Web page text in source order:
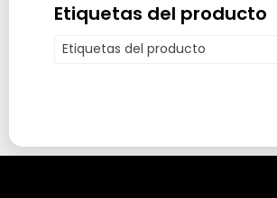
Etiquetas del producto
Etiquetas del producto